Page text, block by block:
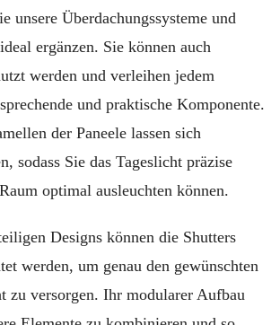
unsere Überdachungssysteme und
ergänzen. Sie können auch
werden und verleihen jedem
und praktische Komponente.
der Paneele lassen sich
sodass Sie das Tageslicht präzise
optimal ausleuchten können.
Designs können die Shutters
werden, um genau den gewünschten
zu versorgen. Ihr modularer Aufbau